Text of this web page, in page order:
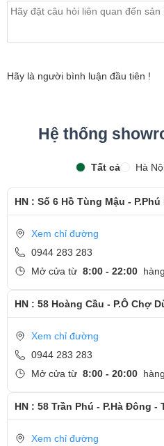
bảo hành sản phẩm
- Bàn giao máy cho khách hàng
Cảm ơn quý khách đã dành
quan tâm tới dịch vụ thay
Care
- Hotline CSKH dịch vụ sửa
Hãy là người bình luận đầu tiên !
Hệ thống
Tất cả Hà
HN : Số 6 Hồ Tùng Mậu -
Xem chỉ đường
0944 283 283
Mở cửa từ 8:00 - 22:00
HN : 58 Hoàng Cầu - P.Ô Chợ
Xem chỉ đường
0944 283 283
Mở cửa từ 8:00 - 20:00
HN : 58 Trần Phú - P.Hà Đông -
Xem chỉ đường